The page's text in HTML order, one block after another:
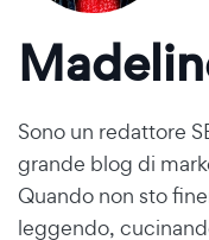
Sono un redattore
grande blog di
Quando non sto
leggendo,